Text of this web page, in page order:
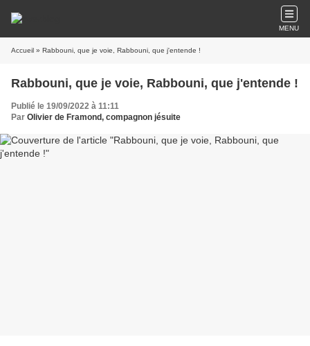
MENU
Accueil » Rabbouni, que je voie, Rabbouni, que j'entende !
Rabbouni, que je voie, Rabbouni, que j'entende !
Publié le 19/09/2022 à 11:11
Par Olivier de Framond, compagnon jésuite